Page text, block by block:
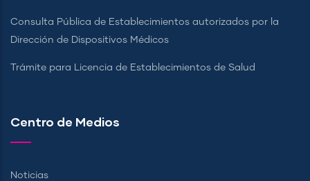
Consulta Pública de Establecimientos autorizados por la
Dirección de Dispositivos Médicos
Trámite para Licencia de Establecimientos de Salud
Centro de Medios
Noticias